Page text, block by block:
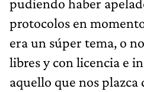
protocolos en
era un súper tema, o
libres y con licencia e
aquello que nos plazca